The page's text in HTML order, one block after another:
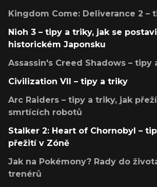
Kingdom Come: Deliverance 2 –
Nioh 3 – tipy a triky, jak se
historickém Japonsku
Assassin's Creed Shadows – tipy
Civilization VII – tipy a triky
Arc Raiders – tipy a triky, jak
smrtících robotů
Stalker 2: Heart of Chornobyl –
přežití v Zóně
Jak na Pokémony? Rady do
trenérů